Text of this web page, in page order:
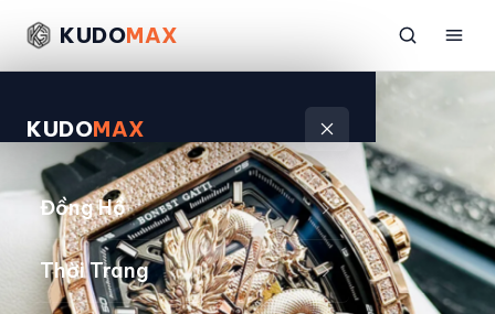
KUDOMAX
KUDOMAX
Đồng Hồ
Thời Trang